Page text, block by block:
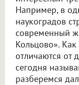
Например, в
наукоградов
современный
Кольцово».
отличаются от
сегодня
разберемся